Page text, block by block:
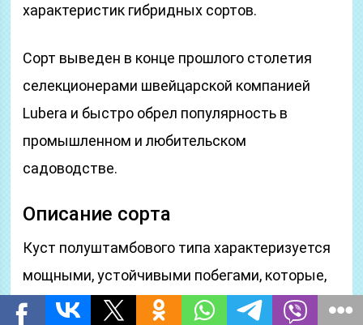
характеристик гибридных сортов.
Сорт выведен в конце прошлого столетия
селекционерами швейцарской компанией
Lubera и быстро обрел популярность в
промышленном и любительском
садоводстве.
Описание сорта
Куст полуштамбового типа характеризуется
мощными, устойчивыми побегами, которые,
по мнению большинства садоводов, не